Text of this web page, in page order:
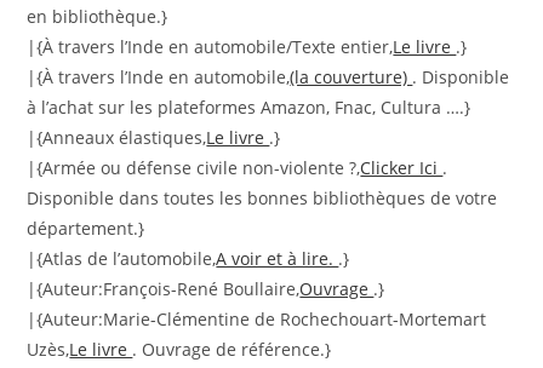
en bibliothèque.}
|{À travers l’Inde en automobile/Texte entier,Le livre .}
|{À travers l’Inde en automobile,(la couverture) . Disponible
à l’achat sur les plateformes Amazon, Fnac, Cultura ….}
|{Anneaux élastiques,Le livre .}
|{Armée ou défense civile non-violente ?,Clicker Ici .
Disponible dans toutes les bonnes bibliothèques de votre
département.}
|{Atlas de l’automobile,A voir et à lire. .}
|{Auteur:François-René Boullaire,Ouvrage .}
|{Auteur:Marie-Clémentine de Rochechouart-Mortemart
Uzès,Le livre . Ouvrage de référence.}